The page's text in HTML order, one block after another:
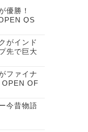
優勝！
QS
がインド
先で巨大
ファイナ
OPEN OF
今昔物語